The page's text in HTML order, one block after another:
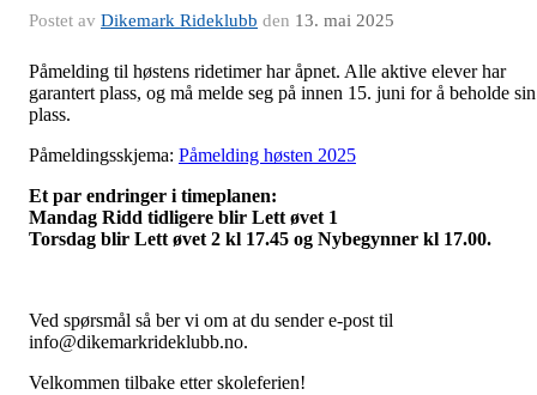
Postet av Dikemark Rideklubb den 13. mai 2025
Påmelding til høstens ridetimer har åpnet. Alle aktive elever har
garantert plass, og må melde seg på innen 15. juni for å beholde sin
plass.
Påmeldingsskjema: Påmelding høsten 2025
Et par endringer i timeplanen:
Mandag Ridd tidligere blir Lett øvet 1
Torsdag blir Lett øvet 2 kl 17.45 og Nybegynner kl 17.00.
Ved spørsmål så ber vi om at du sender e-post til
info@dikemarkrideklubb.no.
Velkommen tilbake etter skoleferien!